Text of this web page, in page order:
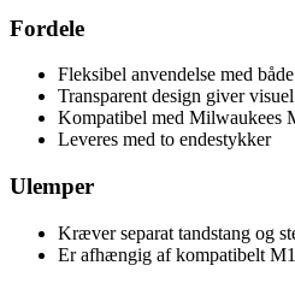
Fordele
Fleksibel anvendelse med
Transparent design giver
Kompatibel med Milwaukees
Leveres med to endestykker
Ulemper
Kræver separat tandstang og
Er afhængig af kompatibelt